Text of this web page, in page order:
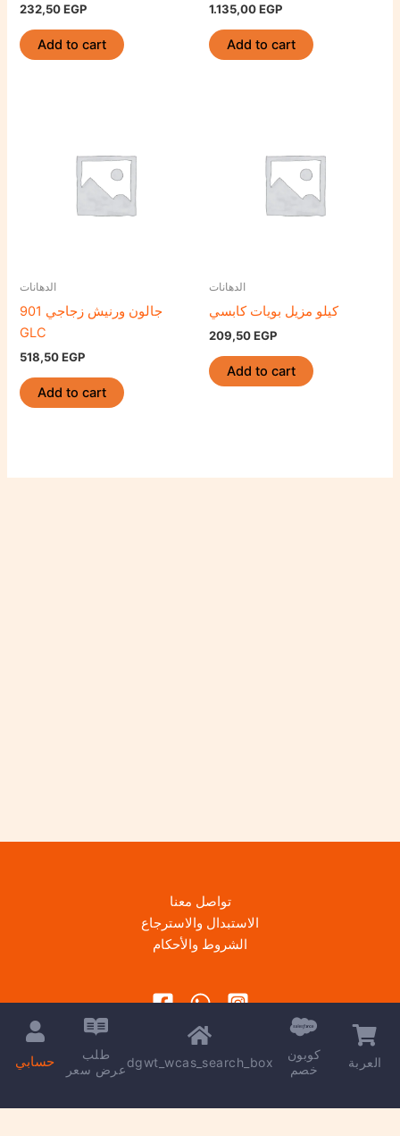
232,50EGP
Add to cart
1.135,00EGP
Add to cart
الدهانات
جالون ورنيش زجاجي 901
GLC
518,50EGP
Add to cart
الدهانات
كيلو مزيل بويات كابسي
209,50EGP
Add to cart
تواصل معنا
الاستبدال والاسترجاع
الشروط والأحكام
حسابي
طلب
عرض سعرdgwt_wcas_search_box
كوبون
خصم
العربة